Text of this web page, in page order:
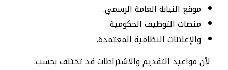
موقع النيابة العامة الرسمي.
منصات التوظيف الحكومية.
والإعلانات النظامية المعتمدة.
لأن مواعيد التقديم والاشتراطات قد تختلف بحسب: